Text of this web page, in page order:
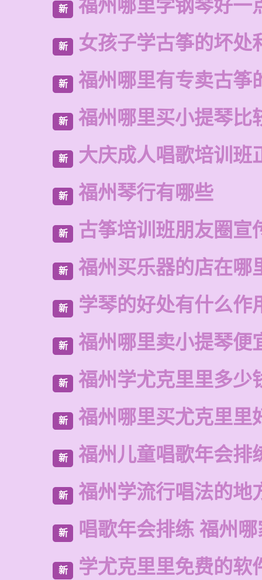
新 福州哪里学钢琴好一
新 女孩子学古筝的坏处
新 福州哪里有专卖古筝
新 福州哪里买小提琴比
新 大庆成人唱歌培训班
新 福州琴行有哪些
新 古筝培训班朋友圈宣
新 福州买乐器的店在哪
新 学琴的好处有什么作
新 福州哪里卖小提琴便
新 福州学尤克里里多少
新 福州哪里买尤克里里
新 福州儿童唱歌年会排
新 福州学流行唱法的地
新 唱歌年会排练 福州
新 学尤克里里免费的软